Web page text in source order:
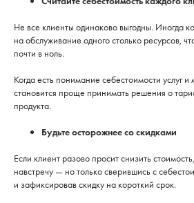
Не все клиенты одинаково выгодны. Иногда
на обслуживание одного столько ресурсов,
почти в ноль.
Когда есть понимание себестоимости услуг
становится проще принимать решения о
продукта.
Будьте осторожнее со скидками
Если клиент разово просит снизить
навстречу — но только сверившись с
и зафиксировав скидку на короткий срок.